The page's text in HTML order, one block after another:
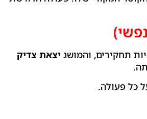
תחקירים, והמושג יצאת צדיק
כל פעולה.